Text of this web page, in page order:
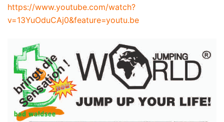
https://www.youtube.com/watch?
v=13YuOduCAj0&feature=youtu.be